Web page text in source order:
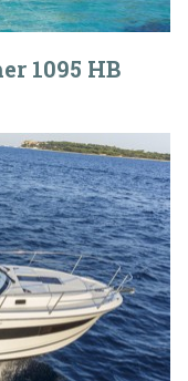
1095 HB